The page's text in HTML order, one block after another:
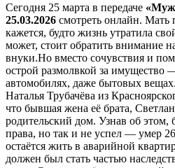
Сегодня 25 марта в передаче
25.03.2026 смотреть онлайн.
кажется, будто жизнь утратила
может, стоит обратить внимание
внуки.Но вместо сочувствия и
острой размолвкой за имущество
автомобилях, даже бытовых
Наталья Трубачёва из
что бывшая жена её брата,
родительский дом. Узнав об этом,
права, но так и не успел — умер
остаётся жить в аварийной
должен был стать частью